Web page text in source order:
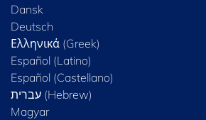
Dansk
Deutsch
Ελληνικά (Greek)
Español (Latino)
Español (Castellano)
Magyar